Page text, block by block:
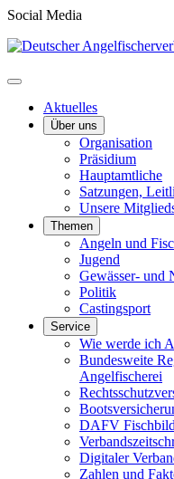
Social Media
Aktuelles
Über uns
Organisation
Präsidium
Hauptamtliche
Satzungen,
Unsere
Themen
Angeln und
Jugend
Gewässer- und
Politik
Castingsport
Service
Wie werde ich
Bundesweite
Angelfischerei
DAFV
Digitaler
Zahlen und